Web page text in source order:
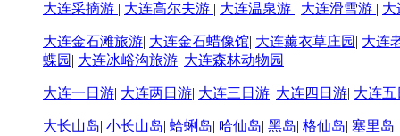
大连采摘游 | 大连高尔夫游 | 大连温泉游 | 大连滑雪游 |
大连金石滩旅游| 大连金石蜡像馆| 大连薰衣草庄园 | 大连
蝶园 | 大连冰峪沟旅游| 大连森林动物园
大连一日游| 大连两日游| 大连三日游| 大连四日游| 大连五
大长山岛| 小长山岛| 蛤蜊岛| 哈仙岛| 黑岛| 格仙岛| 塞里岛|